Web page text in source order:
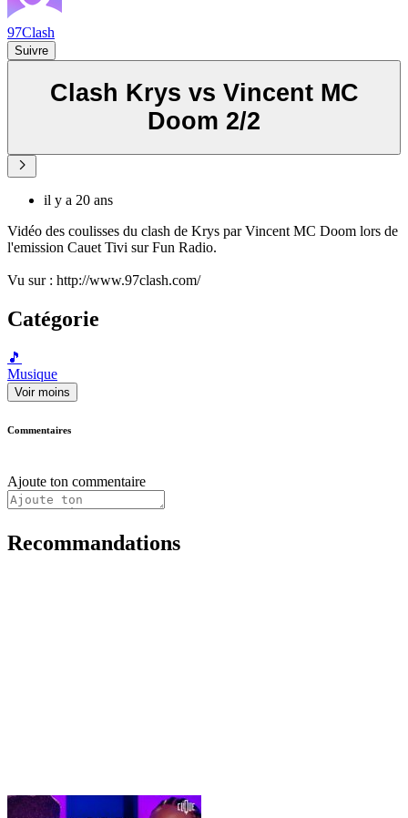
97Clash
Suivre
Clash Krys vs Vincent MC
Doom 2/2
il y a 20 ans
Vidéo des coulisses du clash de Krys par Vincent MC Doom lors de
l'emission Cauet Tivi sur Fun Radio.
Vu sur : http://www.97clash.com/
Catégorie
🎵
Musique
Voir moins
Commentaires
Ajoute ton commentaire
Recommandations